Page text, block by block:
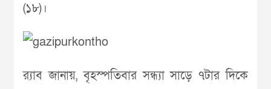
(১৮)।
র‌্যাব জানায়, বৃহস্পতিবার সন্ধ্যা সাড়ে ৭টার দিকে